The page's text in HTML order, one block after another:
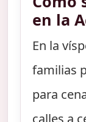
en la
En la
familias
para
calles a